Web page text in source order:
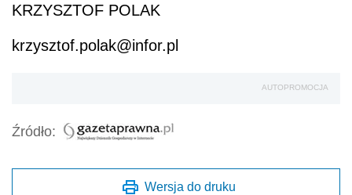
KRZYSZTOF POLAK
krzysztof.polak@infor.pl
AUTOPROMOCJA
Źródło:
Wersja do druku